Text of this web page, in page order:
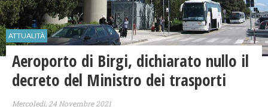
ATTUALITÀ
Aeroporto di Birgi, dichiarato nullo il
decreto del Ministro dei trasporti
Mercoledì, 24 Novembre 2021